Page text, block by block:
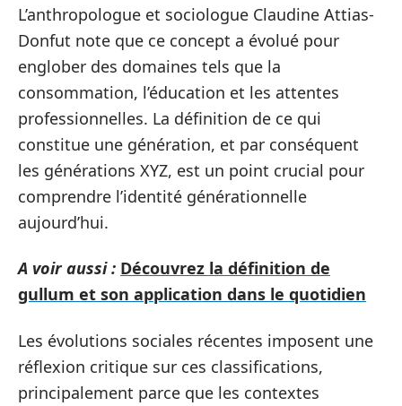
L’anthropologue et sociologue Claudine Attias-
Donfut note que ce concept a évolué pour
englober des domaines tels que la
consommation, l’éducation et les attentes
professionnelles. La définition de ce qui
constitue une génération, et par conséquent
les générations XYZ, est un point crucial pour
comprendre l’identité générationnelle
aujourd’hui.
A voir aussi : Découvrez la définition de
gullum et son application dans le quotidien
Les évolutions sociales récentes imposent une
réflexion critique sur ces classifications,
principalement parce que les contextes